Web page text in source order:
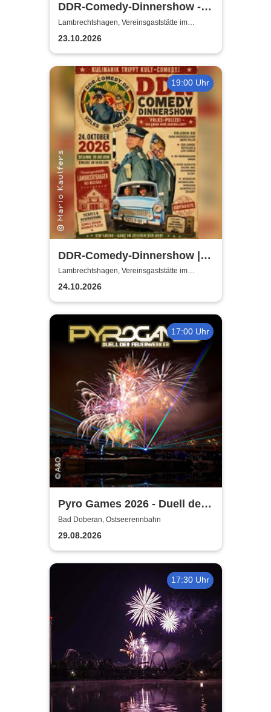
DDR-Comedy-Dinnershow -
ZUSATZSHOW
Lambrechtshagen, Vereinsgaststätte im
Gemeindezentrum Lambrechtshagen
23.10.2026
19:00 Uhr
DDR-Comedy-Dinnershow |
Kulinarik trifft Kult-Comedy
Lambrechtshagen, Vereinsgaststätte im
Gemeindezentrum Lambrechtshagen
24.10.2026
17:00 Uhr
Pyro Games 2026 - Duell der
Feuerwerker
Bad Doberan, Ostseerennbahn
29.08.2026
17:30 Uhr